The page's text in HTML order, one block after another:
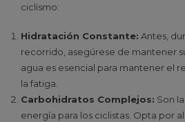
ciclismo:
Hidratación Constante: Antes,
recorrido, asegúrese de mantener
agua es esencial para mantener el
la fatiga.
Carbohidratos Complejos: Son
energía para los ciclistas. Opta por